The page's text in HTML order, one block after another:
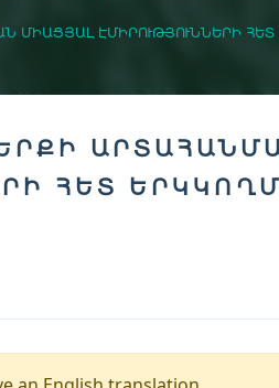
ՄԻԱՑՅԱԼ ԷՄԻՐՈՒԹՅՈՒՆՆԵՐԻ
ՀԵՏ